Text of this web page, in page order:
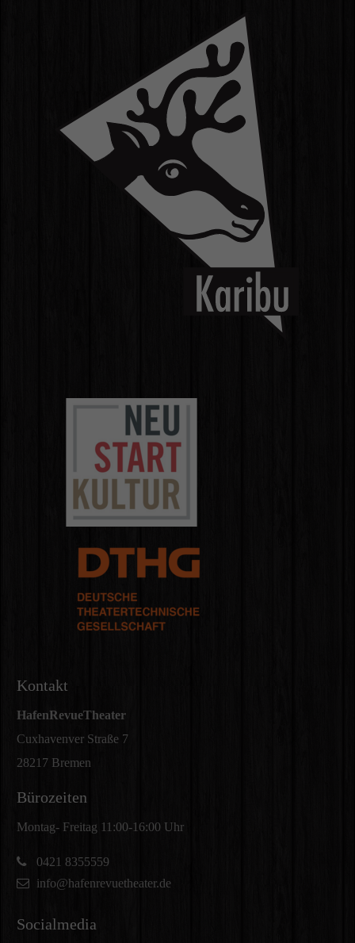
Kontakt
HafenRevueTheater
Cuxhavenver Straße 7
28217 Bremen
Bürozeiten
Montag- Freitag 11:00-16:00 Uhr
0421 8355559
info@hafenrevuetheater.de
Socialmedia